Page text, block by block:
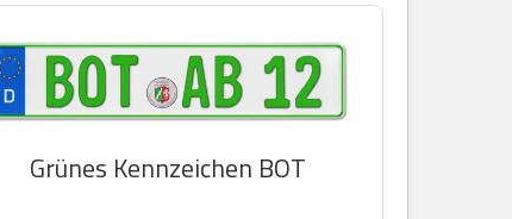
Grünes Kennzeichen BOT